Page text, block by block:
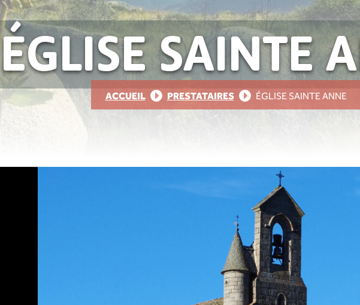
ÉGLISE SAINTE
ACCUEIL PRESTATAIRES ÉGLISE SAINTE ANNE